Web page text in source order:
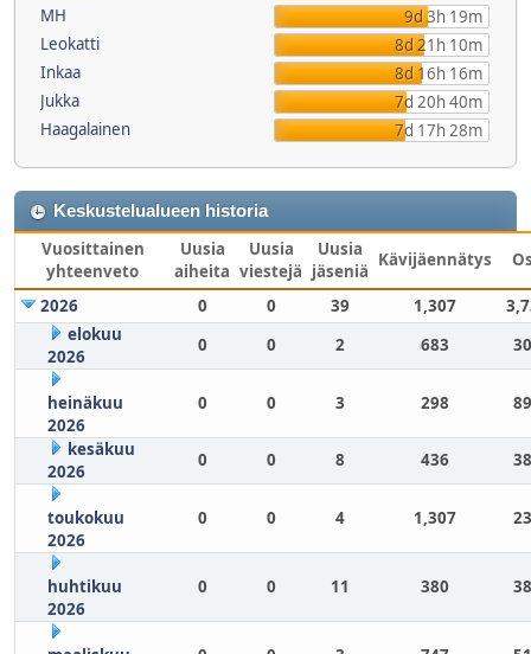
MH
9d 3h 19m
Leokatti
8d 21h 10m
Inkaa
8d 16h 16m
Jukka
7d 20h 40m
Haagalainen
7d 17h 28m
Keskustelualueen historia
Vuosittainen
yhteenveto
Uusia
aiheita
Uusia
viestejä
Uusia
jäseniä
Kävijäennätys
2026 0 0 39 1,307
elokuu
2026
0 0 2 683
heinäkuu
2026
0 0 3 298
kesäkuu
2026
0 0 8 436
toukokuu
2026
0 0 4 1,307
huhtikuu
2026
0 0 11 380